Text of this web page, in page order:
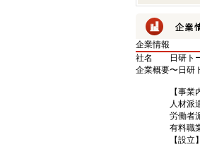
企業情報
社名
日研ト
企業概要〜日研
【事業
人材派
労働者
有料職
【設